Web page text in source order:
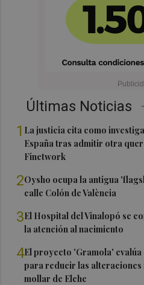
Últimas Noticias
1 La justicia cita como
España tras admitir otra
Finetwork
2Oysho ocupa la antigua
calle Colón de València
3El Hospital del Vinalopó se
la atención al nacimiento
4El proyecto 'Gramola'
para reducir las alteraciones
mollar de Elche